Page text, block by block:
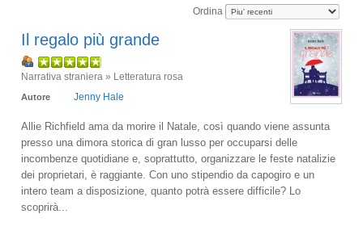
Ordina
Il regalo più grande
Narrativa straniera » Letteratura rosa
Autore Jenny Hale
Allie Richfield ama da morire il Natale, così quando viene assunta
presso una dimora storica di gran lusso per occuparsi delle
incombenze quotidiane e, soprattutto, organizzare le feste natalizie
dei proprietari, è raggiante. Con uno stipendio da capogiro e un
intero team a disposizione, quanto potrà essere difficile? Lo
scoprirà...